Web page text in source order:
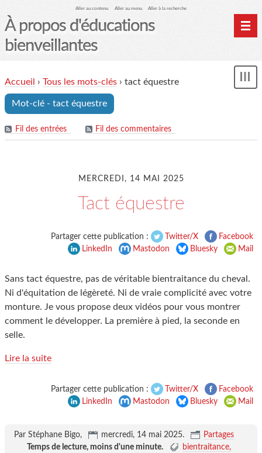
Aller au contenu Aller au menu Aller à la recherche
À propos d'éducations
bienveillantes
Archives
Mon monde du cheval
Accueil › Tous les mots-clés › tact équestre
Mot-clé - tact équestre
Fil des entrées Fil des commentaires
MERCREDI, 14 MAI 2025
Tact équestre
Partager cette publication : Twitter/X
Facebook
LinkedIn
Mastodon Bluesky Mail
Sans tact équestre, pas de véritable bientraitance du cheval.
Ni d'équitation de légèreté. Ni de vraie complicité avec votre
monture. Je vous propose deux vidéos pour vous montrer
comment le développer. La première à pied, la seconde en
selle.
Lire la suite
Partager cette publication : Twitter/X
Facebook
LinkedIn
Mastodon Bluesky Mail
Par Stéphane Bigo, mercredi, 14 mai 2025.
Partages
Temps de lecture, moins d'une minute.
bientraitance